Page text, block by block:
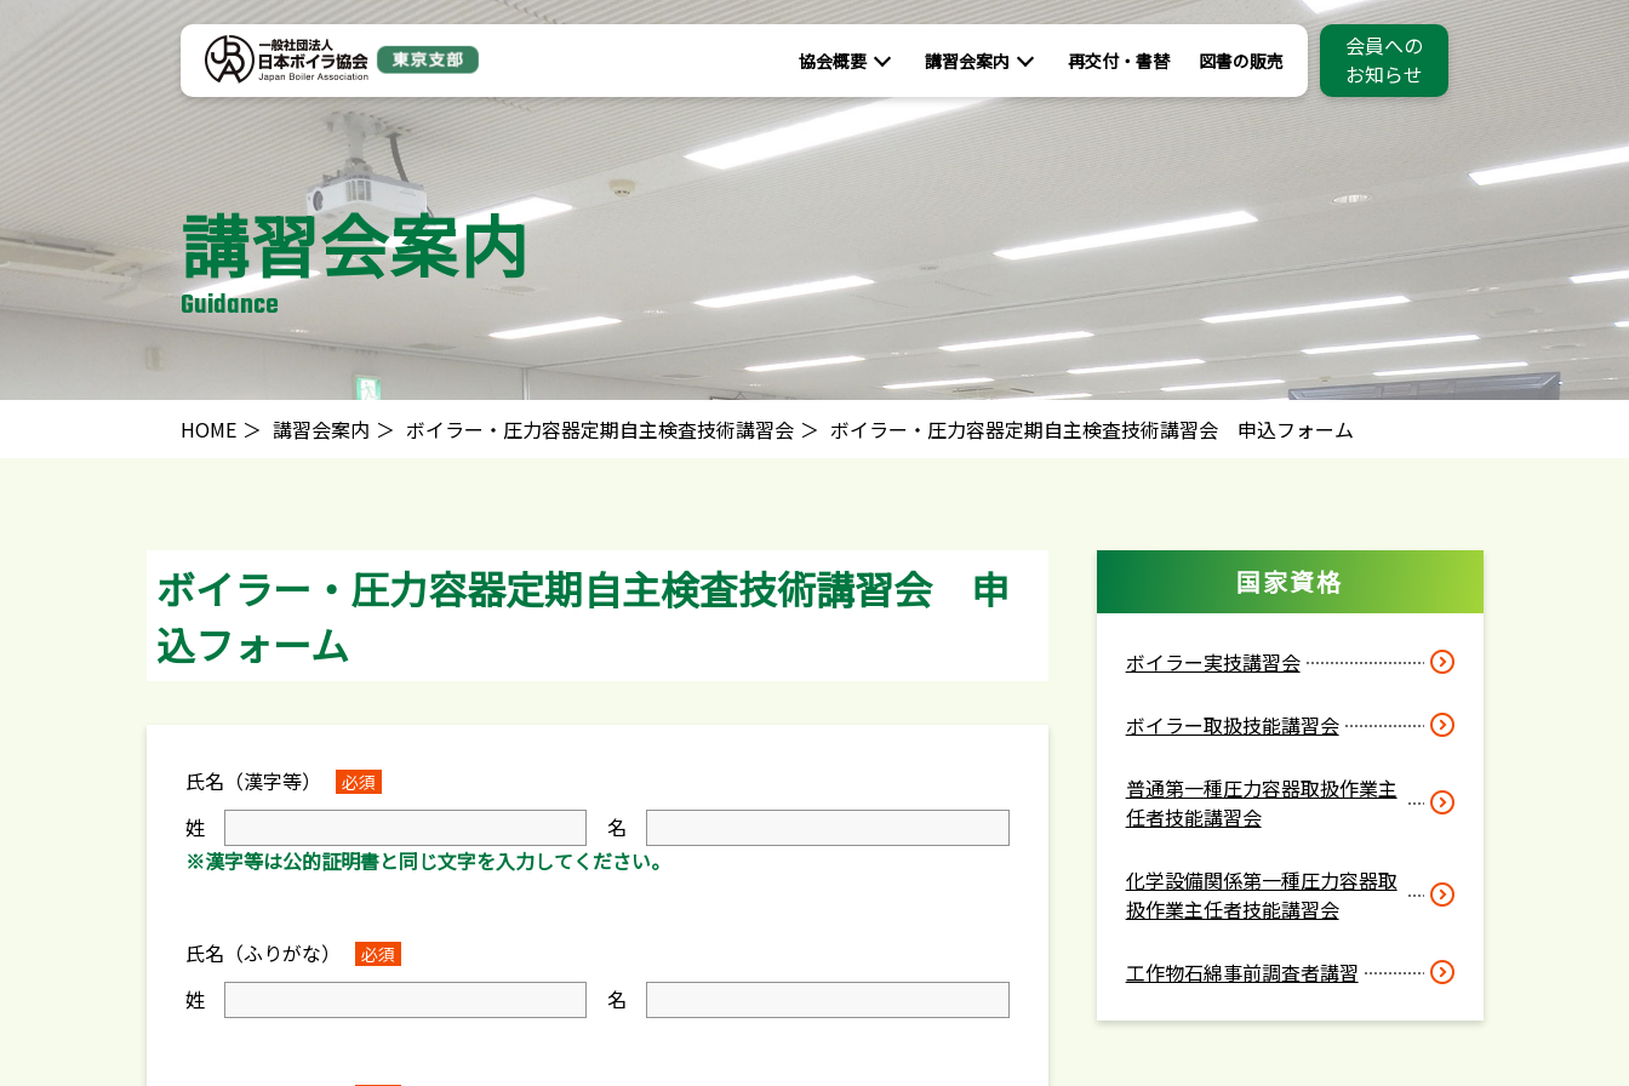
協会概要 講習会案内 再交付・書替 図書の販売
会員への
お知らせ
講習会案内
Guidance
HOME 講習会案内 ボイラー・圧力容器定期自主検査技術講習会 ボイラー・圧力容器定期自主検査技術講習会 申込フォーム
ボイラー・圧力容器定期自主検査技術講習会 申
込フォーム
氏名（漢字等） 必須
姓
名
※漢字等は公的証明書と同じ文字を入力してください。
氏名（ふりがな） 必須
姓 名
国家資格
ボイラー実技講習会
ボイラー取扱技能講習会
普通第一種圧力容器取扱作業主
任者技能講習会
化学設備関係第一種圧力容器取
扱作業主任者技能講習会
工作物石綿事前調査者講習